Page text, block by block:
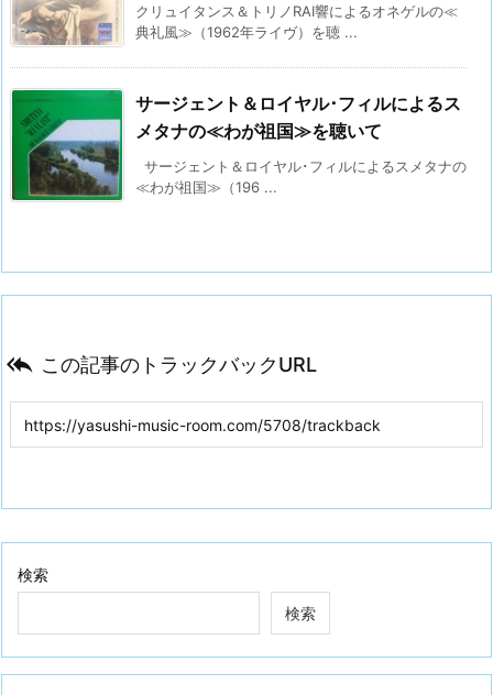
クリュイタンス＆トリノRAI響によるオネゲルの≪
典礼風≫（1962年ライヴ）を聴 ...
サージェント＆ロイヤル･フィルによるス
メタナの≪わが祖国≫を聴いて
サージェント＆ロイヤル･フィルによるスメタナの
≪わが祖国≫（196 ...
 この記事のトラックバックURL
検索
検索